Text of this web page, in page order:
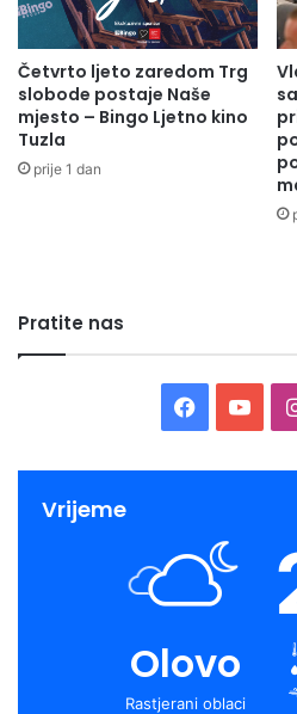
Četvrto ljeto zaredom Trg
slobode postaje Naše
mjesto – Bingo Ljetno kino
Tuzla
prije 1 dan
Pratite nas
Facebook
Vrijeme
Olovo
Rastjerani oblaci